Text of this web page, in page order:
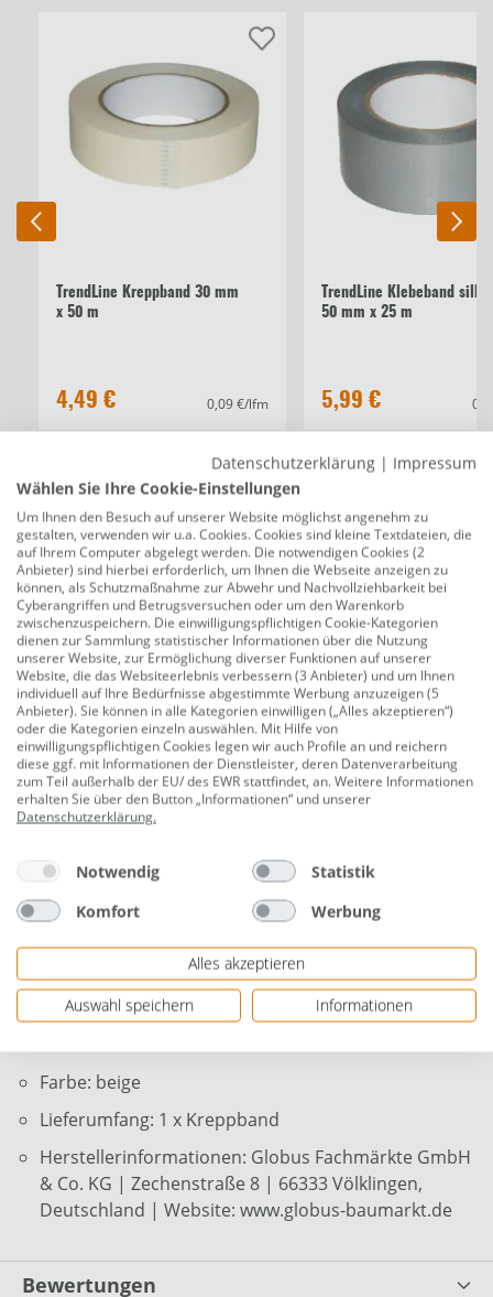
TrendLine Kreppband 30 mm
x 50 m
0,09 €/lfm
4,49 €
TrendLine Klebeband
50 mm x 25 m
5,99 €
TrendLine Kreppband 50 mm x 50 m
Produktnummer:0765300543
Entdecken Sie das TrendLine Kreppband in der Größe
von 50 mm x 50 m - Ihre Lösung für präzises Abkleben
und professionelle Malerarbeiten. Mit exzellenter
Klebkraft bietet es saubere Farbkanten und ermöglicht
eine mühelose Anwendung. Verlassen Sie sich auf
TrendLine für Qualität und Leistung, die Ihre
Erwartungen übertreffen. Bestellen Sie jetzt und
erleben Sie, wie TrendLine Ihre Mal- und
Lackierarbeiten verbessert.
Materialstärke: 0,14 mm
rückstandlos entfernbar
von Hand einreißbar
Anwendung auf Wandfarbe, Tapete, Raufaser,
Metall, Lack, Holz, Hart-PVC, Glas, Gipskarton,
Farbe: beige
Lieferumfang: 1 x Kreppband
Herstellerinformationen: Globus Fachmärkte GmbH
& Co. KG | Zechenstraße 8 | 66333 Völklingen,
Deutschland | Website: www.globus-baumarkt.de
Bewertungen
Datenschutzerklärung | Impressum
Wählen Sie Ihre Cookie-Einstellungen
Um Ihnen den Besuch auf unserer Website möglichst angenehm zu
gestalten, verwenden wir u.a. Cookies. Cookies sind kleine Textdateien, die
auf Ihrem Computer abgelegt werden. Die notwendigen Cookies (2
Anbieter) sind hierbei erforderlich, um Ihnen die Webseite anzeigen zu
können, als Schutzmaßnahme zur Abwehr und Nachvollziehbarkeit bei
Cyberangriffen und Betrugsversuchen oder um den Warenkorb
zwischenzuspeichern. Die einwilligungspflichtigen Cookie-Kategorien
dienen zur Sammlung statistischer Informationen über die Nutzung
unserer Website, zur Ermöglichung diverser Funktionen auf unserer
Website, die das Websiteerlebnis verbessern (3 Anbieter) und um Ihnen
individuell auf Ihre Bedürfnisse abgestimmte Werbung anzuzeigen (5
Anbieter). Sie können in alle Kategorien einwilligen („Alles akzeptieren“)
oder die Kategorien einzeln auswählen. Mit Hilfe von
einwilligungspflichtigen Cookies legen wir auch Profile an und reichern
diese ggf. mit Informationen der Dienstleister, deren Datenverarbeitung
zum Teil außerhalb der EU/ des EWR stattfindet, an. Weitere Informationen
erhalten Sie über den Button „Informationen“ und unserer
Datenschutzerklärung.
Notwendig
Statistik
Komfort
Werbung
Alles akzeptieren
Auswahl speichern
Informationen